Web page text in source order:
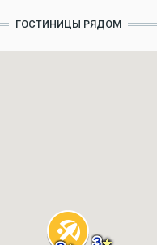
ГОСТИНИЦЫ РЯДОМ